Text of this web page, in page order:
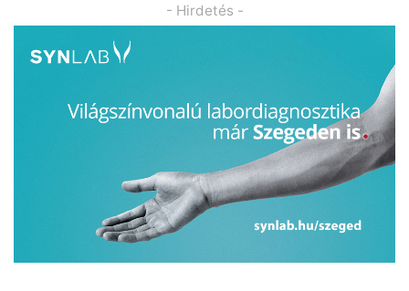
- Hirdetés -